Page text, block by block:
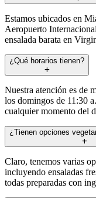
Estamos ubicados en
Aeropuerto
ensalada barata en
¿Qué horarios tienen?
Nuestra atención es de
los domingos de 11:30
cualquier momento del
¿Tienen opciones
Claro, tenemos varias
incluyendo ensaladas
todas preparadas con